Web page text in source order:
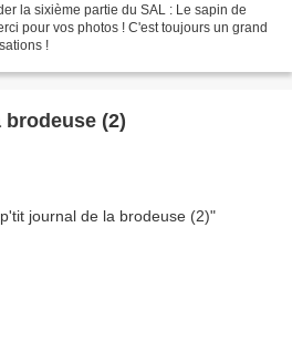
la sixième partie du SAL : Le sapin de
pour vos photos ! C'est toujours un grand
!
(2)